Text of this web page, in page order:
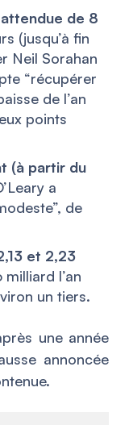
de 8
(jusqu’à fin
Neil Sorahan
“récupérer
de l’an
points
(à partir du
a
de
et 2,23
milliard l’an
un tiers.
une année
annoncée